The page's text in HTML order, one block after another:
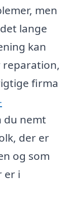
men
lange
kan
reparation,
firma
du nemt
der er
og som
er i